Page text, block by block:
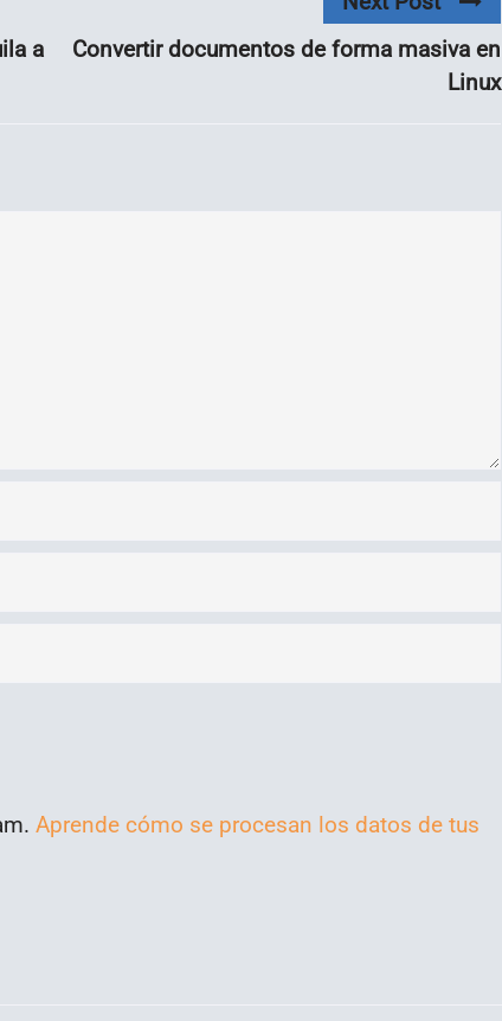
a
Convertir documentos de forma masiva en
Linux
Aprende cómo se procesan los datos de tus